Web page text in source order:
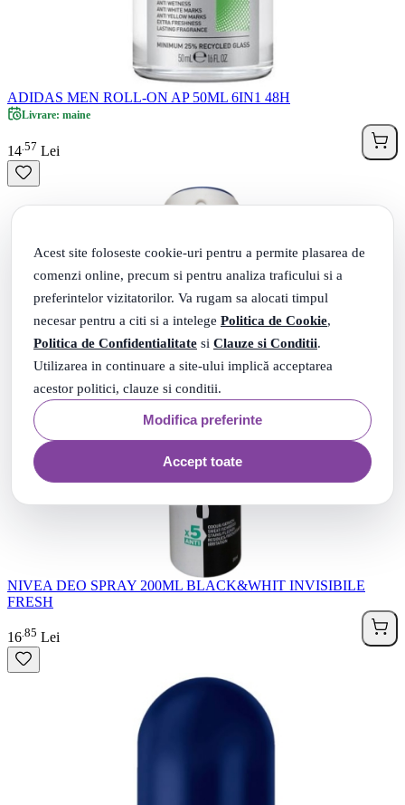
Acest site foloseste cookie-uri pentru a permite plasarea de
comenzi online, precum si pentru analiza traficului si a
preferintelor vizitatorilor. Va rugam sa alocati timpul
necesar pentru a citi si a intelege Politica de Cookie,
Politica de Confidentialitate si Clauze si Conditii.
Utilizarea in continuare a site-ului implică acceptarea
acestor politici, clauze si conditii.
Modifica preferinte
Accept toate
ADIDAS MEN ROLL-ON AP 50ML 6IN1 48H
Livrare: maine
14 57 Lei
NIVEA DEO SPRAY 200ML BLACK&WHIT INVISIBILE
FRESH
16 85 Lei